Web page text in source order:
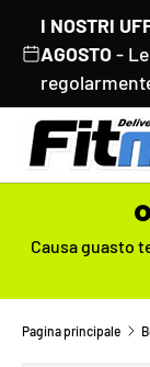
PASSA AI
I NOSTRI
AGOSTO -
Causa guasto
Pagina principale